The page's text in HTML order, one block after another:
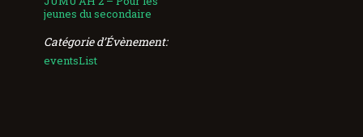
jeunes du secondaire
Catégorie d’Évènement:
eventsList